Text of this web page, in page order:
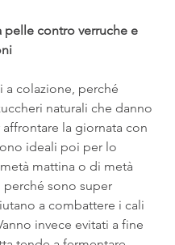
pelle contro verruche e
a colazione, perché
naturali che danno
affrontare la giornata con
ideali poi per lo
mattina o di metà
sono super
a combattere i cali
invece evitati a fine